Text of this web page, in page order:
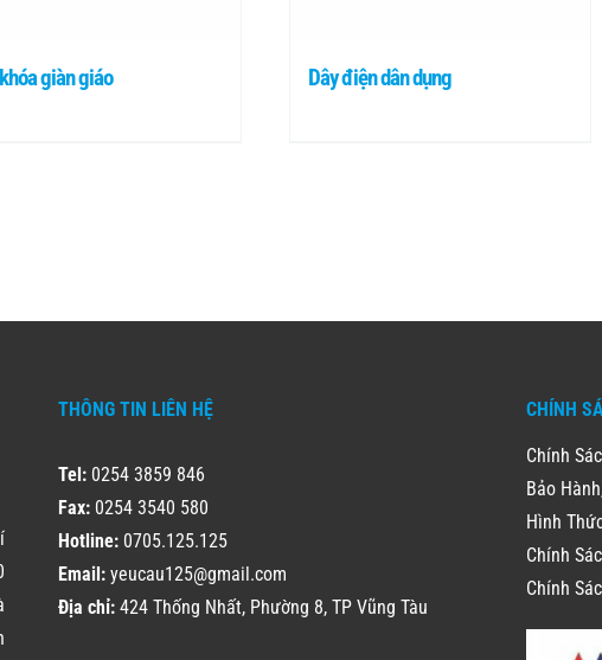
giàn giáo Dây điện dân dụng
THÔNG TIN LIÊN HỆ
Tel: 0254 3859 846
Fax: 0254 3540 580
Hotline: 0705.125.125
Email: yeucau125@gmail.com
Địa chỉ: 424 Thống Nhất, Phường 8, TP Vũng Tàu
CHÍNH
Chính
Bảo
Hình
Chính
Chính